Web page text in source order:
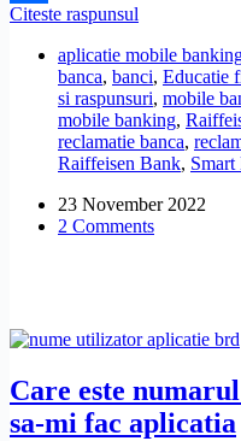
Share
Citeste raspunsul
deschide
aplicatia
Raiffeisen
Smart
Business.
Ce
sa
fac?
aplicatie mobile
banca, banci, Educatie
si raspunsuri, mobile
mobile banking,
reclamatie banca,
Raiffeisen Bank,
23 November 2022
2 Comments
Care este
sa-mi fac aplicatia